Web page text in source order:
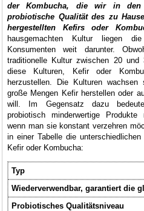
der Kombucha, die wir in den
probiotische Qualität des zu
hergestellten Kefirs oder
hausgemachten Kultur liegen
Konsumenten weit darunter.
traditionelle Kultur zwischen 20
diese Kulturen, Kefir oder
herzustellen. Die Kulturen
große Mengen Kefir herstellen oder
will. Im Gegensatz dazu
probiotisch minderwertige Produkte
wenn man sie konstant verzehren
in einer Tabelle die
Kefir oder Kombucha:
Typ
Wiederverwendbar, garantiert die
Probiotisches Qualitätsniveau